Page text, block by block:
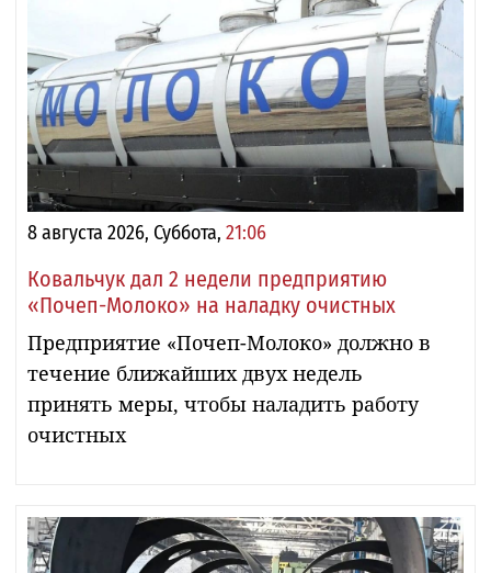
8 августа 2026, Суббота, 21:06
Ковальчук дал 2 недели предприятию
«Почеп-Молоко» на наладку очистных
Предприятие «Почеп-Молоко» должно в
течение ближайших двух недель
принять меры, чтобы наладить работу
очистных